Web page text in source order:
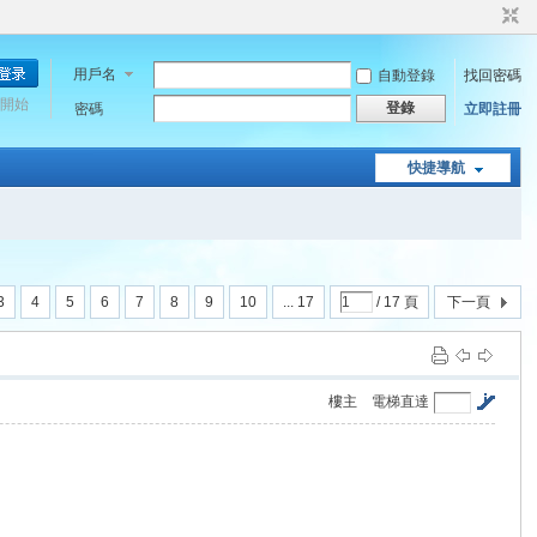
用戶名 自動登錄
找回密碼
密碼
登錄 立即註冊
始
快捷導航
4 5 6 7 8 9 10 ... 17 / 17 頁 下一頁
電梯直達
樓主